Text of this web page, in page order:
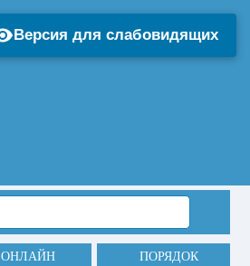
ОНЛАЙН
ПОРЯДОК
Версия для слабовидящих